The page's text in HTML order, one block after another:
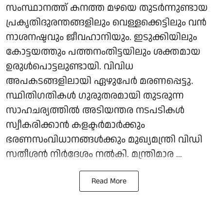
സംസ്ഥാനത്ത് കനത്ത മഴയെ തുടര്‍ന്നുണ്ടായ
പ്രകൃതിദുരന്തങ്ങളിലും വെള്ളക്കെട്ടിലും വന്‍
നാശനഷ്ടവും ജീവഹാനിയും. ഇടുക്കിയിലും
കോട്ടയത്തും പത്തനംതിട്ടയിലും ശക്തമായ
ഉരുള്‍പൊട്ടലുണ്ടായി. വിവിധ
അപകടങ്ങളിലായി ഏഴുപേര്‍ മരണപ്പെട്ടു.
സ്ഥിതിഗതികള്‍ ഗുരുതരമായി തുടരുന്ന
സാഹചര്യത്തില്‍ അടിയന്തര നടപടികള്‍
സ്വീകരിക്കാന്‍ കളക്ടര്‍മാര്‍ക്കും
ഭരണസംവിധാനങ്ങള്‍ക്കും മുഖ്യമന്ത്രി വിഡി
സതീശന്‍ നിര്‍ദേശം നല്‍കി. മന്ത്രിമാര ...
Read More